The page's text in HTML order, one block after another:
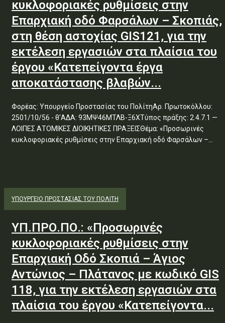
κυκλοφοριακές ρυθμίσεις στην
Επαρχιακή οδό Φαρσάλων – Σκοπιάς,
στη θέση αστοχίας GIS121, για την
εκτέλεση εργασιών στα πλαίσια του
έργου «Κατεπείγοντα έργα
αποκατάστασης βλαβών...
Φορέας: Υπουργείο Προστασίας του ΠολίτηΑρ. Πρωτοκόλλου:
2501/10/56 - θ'ΑΔΑ: 93ΜΨ46ΜΤΛΒ-Ξ6ΧΤύπος πράξης: 2.4.7.1 —
ΛΟΙΠΕΣ ΑΤΟΜΙΚΕΣ ΔΙΟΙΚΗΤΙΚΕΣ ΠΡΑΞΕΙΣΘέμα: «Προσωρινές
κυκλοφοριακές ρυθμίσεις στην Επαρχιακή οδό Φαρσάλων –...
ΥΠΟΥΡΓΕΊΟ ΠΡΟΣΤΑΣΊΑΣ ΤΟΥ ΠΟΛΊΤΗ
ΥΠ.ΠΡΟ.ΠΟ.: «Προσωρινές
κυκλοφοριακές ρυθμίσεις στην
Επαρχιακή Οδό Σκοπιά – Άγιος
Αντώνιος – Πλάτανος με κωδικό GIS
118, για την εκτέλεση εργασιών στα
πλαίσια του έργου «Κατεπείγοντα...